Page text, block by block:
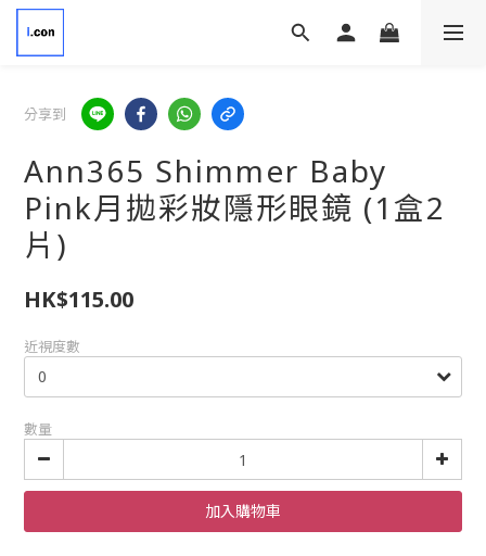
分享到
Ann365 Shimmer Baby
Pink月拋彩妝隱形眼鏡 (1盒2
片)
HK$115.00
近視度數
數量
加入購物車